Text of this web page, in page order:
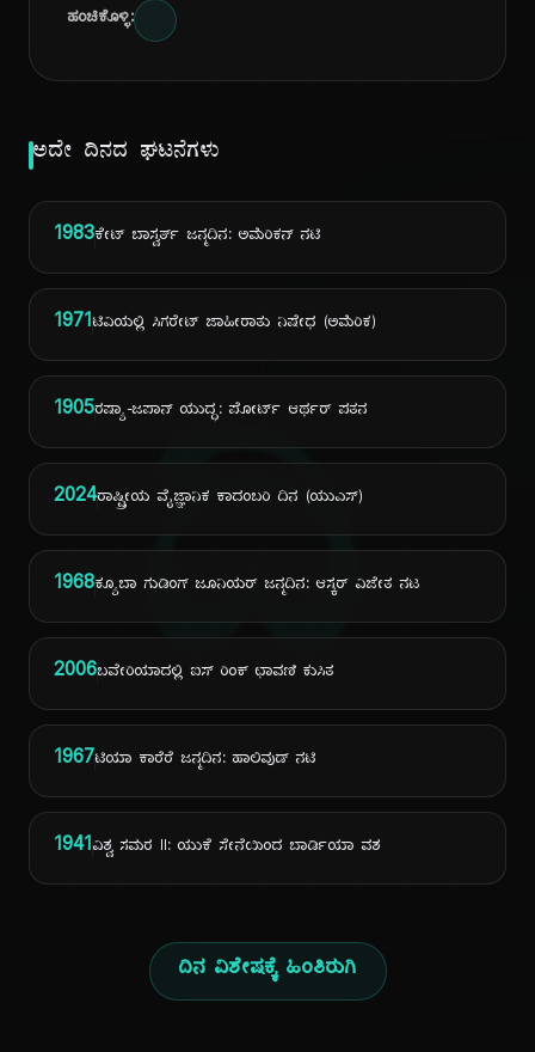
ದಿ
ಹಂಚಿಕೊಳ್ಳಿ:
ಅದೇ ದಿನದ ಘಟನೆಗಳು
1983ಕೇಟ್ ಬಾಸ್ವರ್ತ್ ಜನ್ಮದಿನ: ಅಮೆರಿಕನ್ ನಟಿ
1971ಟಿವಿಯಲ್ಲಿ ಸಿಗರೇಟ್ ಜಾಹೀರಾತು ನಿಷೇಧ (ಅಮೆರಿಕ)
1905ರಷ್ಯಾ-ಜಪಾನ್ ಯುದ್ಧ: ಪೋರ್ಟ್ ಆರ್ಥರ್ ಪತನ
2024ರಾಷ್ಟ್ರೀಯ ವೈಜ್ಞಾನಿಕ ಕಾದಂಬರಿ ದಿನ (ಯುಎಸ್)
1968ಕ್ಯೂಬಾ ಗುಡಿಂಗ್ ಜೂನಿಯರ್ ಜನ್ಮದಿನ: ಆಸ್ಕರ್ ವಿಜೇತ ನಟ
2006ಬವೇರಿಯಾದಲ್ಲಿ ಐಸ್ ರಿಂಕ್ ಛಾವಣಿ ಕುಸಿತ
1967ಟಿಯಾ ಕಾರೆರೆ ಜನ್ಮದಿನ: ಹಾಲಿವುಡ್ ನಟಿ
1941ವಿಶ್ವ ಸಮರ II: ಯುಕೆ ಸೇನೆಯಿಂದ ಬಾರ್ಡಿಯಾ ವಶ
ದಿನ ವಿಶೇಷಕ್ಕೆ ಹಿಂತಿರುಗಿ